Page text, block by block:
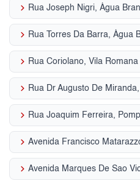
keyboard_arrow_right Rua Joseph Nigri, Água
keyboard_arrow_right Rua Torres Da Barra, Água
keyboard_arrow_right Rua Coriolano, Vila Romana
keyboard_arrow_right Rua Dr Augusto De
keyboard_arrow_right Rua Joaquim Ferreira,
keyboard_arrow_right Avenida Francisco
keyboard_arrow_right Avenida Marques De Sao